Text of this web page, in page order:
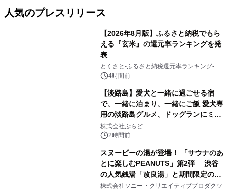
人気のプレスリリース
【2026年8月版】ふるさと納税でもら
える『玄米』の還元率ランキングを発
表
とくさと-ふるさと納税還元率ランキング-
4時間前
【淡路島】愛犬と一緒に過ごせる宿
で、一緒に泊まり、一緒にご飯 愛犬専
用の淡路島グルメ、ドッグランにミニ
プール グランピングとトレーラーハウ
スの2施設で
株式会社ぷらど
2時間前
スヌーピーの湯が登場！ 「サウナのあ
とに楽しむPEANUTS」第2弾 渋谷
の人気銭湯「改良湯」と期間限定のコ
ラボレーション サウナイキタイコラ
株式会社ソニー・クリエイティブプロダクツ